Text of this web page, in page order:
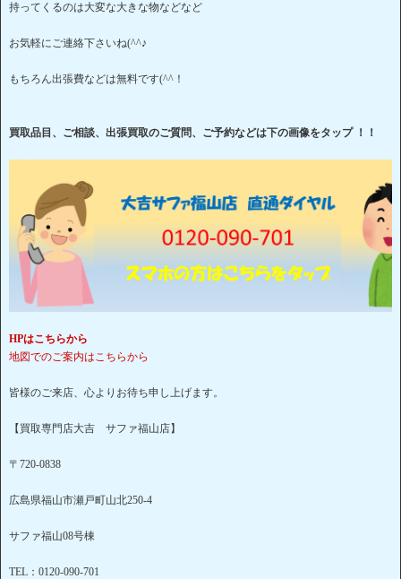
持ってくるのは大変な大きな物などなど
お気軽にご連絡下さいね(^^♪
もちろん出張費などは無料です(^^！
買取品目、ご相談、出張買取のご質問、ご予約などは下の画像をタップ ！！
HPはこちらから
地図でのご案内はこちらから
皆様のご来店、心よりお待ち申し上げます。
【買取専門店大吉 サファ福山店】
〒720-0838
広島県福山市瀬戸町山北250-4
サファ福山08号棟
TEL：0120-090-701